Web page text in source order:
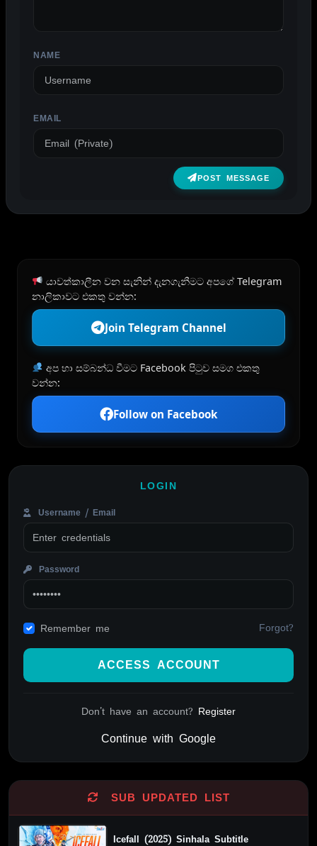
NAME
EMAIL
POST MESSAGE
යාවත්කාලීන වන සැනින් දැනගැනීමට අපගේ Telegram
නාලිකාවට එකතු වන්න:
Join Telegram Channel
අප හා සම්බන්ධ වීමට Facebook පිටුව සමග එකතු
වන්න:
Follow on Facebook
LOGIN
Username / Email
Password
Remember me Forgot?
ACCESS ACCOUNT
Don't have an account? Register
Continue with Google
SUB UPDATED LIST
Icefall (2025) Sinhala Subtitle